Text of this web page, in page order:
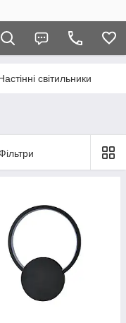
світильники